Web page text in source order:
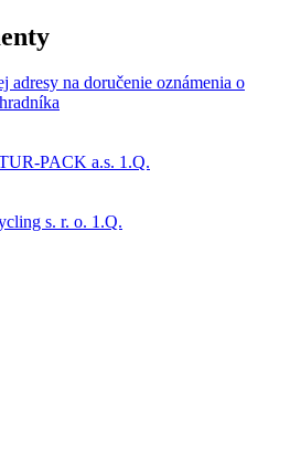
adresy na doručenie oznámenia o
PACK a.s. 1.Q.
s. r. o. 1.Q.